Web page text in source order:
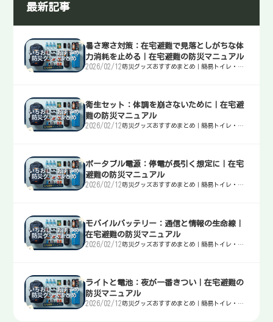
最新記事
暑さ寒さ対策：在宅避難で見落としがちな体
力消耗を止める｜在宅避難の防災マニュアル
2026/02/12 防災グッズおすすめまとめ｜簡易トイレ・
衛生セット：体調を崩さないために｜在宅避
難の防災マニュアル
2026/02/12 防災グッズおすすめまとめ｜簡易トイレ・
ポータブル電源：停電が長引く想定に｜在宅
避難の防災マニュアル
2026/02/12 防災グッズおすすめまとめ｜簡易トイレ・
モバイルバッテリー：通信と情報の生命線｜
在宅避難の防災マニュアル
2026/02/12 防災グッズおすすめまとめ｜簡易トイレ・
ライトと電池：夜が一番きつい｜在宅避難の
防災マニュアル
2026/02/12 防災グッズおすすめまとめ｜簡易トイレ・